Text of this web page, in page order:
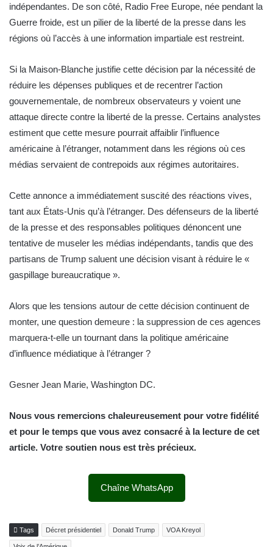
indépendantes. De son côté, Radio Free Europe, née pendant la
Guerre froide, est un pilier de la liberté de la presse dans les
régions où l’accès à une information impartiale est restreint.
Si la Maison-Blanche justifie cette décision par la nécessité de
réduire les dépenses publiques et de recentrer l’action
gouvernementale, de nombreux observateurs y voient une
attaque directe contre la liberté de la presse. Certains analystes
estiment que cette mesure pourrait affaiblir l’influence
américaine à l’étranger, notamment dans les régions où ces
médias servaient de contrepoids aux régimes autoritaires.
Cette annonce a immédiatement suscité des réactions vives,
tant aux États-Unis qu’à l’étranger. Des défenseurs de la liberté
de la presse et des responsables politiques dénoncent une
tentative de museler les médias indépendants, tandis que des
partisans de Trump saluent une décision visant à réduire le «
gaspillage bureaucratique ».
Alors que les tensions autour de cette décision continuent de
monter, une question demeure : la suppression de ces agences
marquera-t-elle un tournant dans la politique américaine
d’influence médiatique à l’étranger ?
Gesner Jean Marie, Washington DC.
Nous vous remercions chaleureusement pour votre fidélité
et pour le temps que vous avez consacré à la lecture de cet
article. Votre soutien nous est très précieux.
Chaîne WhatsApp
Tags Décret présidentiel Donald Trump VOA Kreyol